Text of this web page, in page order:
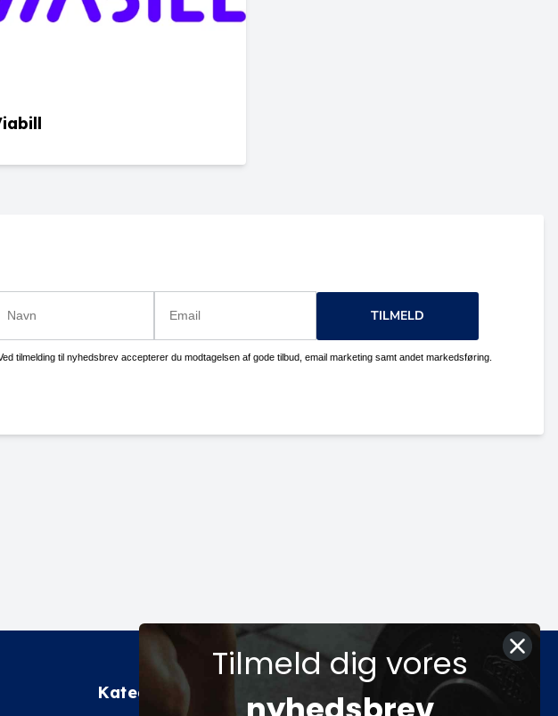
TILMELD
tilmelding til nyhedsbrev accepterer du modtagelsen af gode tilbud, email marketing samt andet markedsføring.
Kategorier Sociale medier
Tilmeld dig vores